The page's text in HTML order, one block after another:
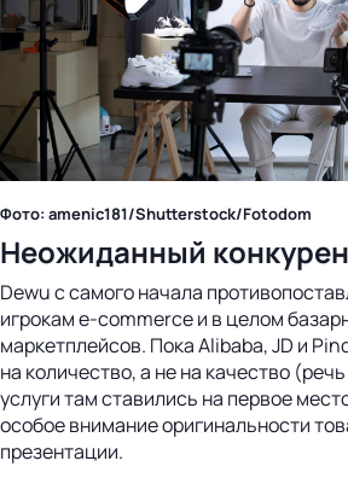
Фото: amenic181/Shutterstock/Fotodom
Неожиданный
Dewu с самого начала
игрокам e-commerce и в целом
маркетплейсов. Пока Alibaba, JD и
на количество, а не на качество
услуги там ставились на первое
особое внимание оригинальности
презентации.